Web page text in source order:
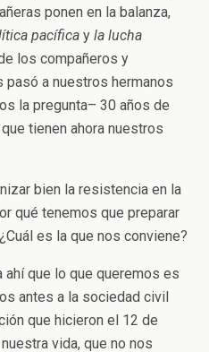
ponen en la balanza,
pacífica y la lucha
los compañeros y
pasó a nuestros hermanos
la pregunta­– 30 años de
tienen ahora nuestros
bien la resistencia en la
qué tenemos que preparar
es la que nos conviene?
ahí que lo que queremos es
antes a la sociedad civil
que hicieron el 12 de
vida, que no nos